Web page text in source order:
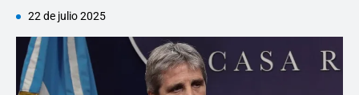
22 de julio 2025